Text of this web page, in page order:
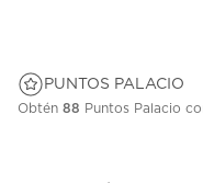
PUNTOS PALACIO
Obtén 88 Puntos Palacio